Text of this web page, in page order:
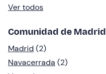
Ver todos
Comunidad de Madrid
Madrid (2)
Navacerrada (2)